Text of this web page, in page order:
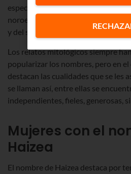
especiales y que las hijas de los
noroeste después serían las
y del sur.
Los relatos mitológicos siempre
popularizar los nombres, pero en
destacan las cualidades que se les
se llaman así, entre ellas se
independientes, fieles, generosas,
Mujeres con el
Haizea
El nombre de Haizea destaca por